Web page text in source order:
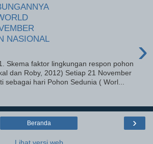
NASIONAL
›
Skema faktor lingkungan respon pohon
dan Roby, 2012) Setiap 21 November
sebagai hari Pohon Sedunia ( Worl...
›
Beranda